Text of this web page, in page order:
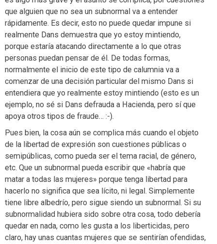
que alguien que no sea un subnormal va a entender
rápidamente. Es decir, esto no puede quedar impune si
realmente Dans demuestra que yo estoy mintiendo,
porque estaría atacando directamente a lo que otras
personas puedan pensar de él. De todas formas,
normalmente el inicio de este tipo de calumnia va a
comenzar de una decisión particular del mismo Dans si
entendiera que yo realmente estoy mintiendo (esto es un
ejemplo, no sé si Dans defrauda a Hacienda, pero sí que
apoya otros tipos de fraude… :-).
Pues bien, la cosa aún se complica más cuando el objeto
de la libertad de expresión son cuestiones públicas o
semipúblicas, como pueda ser el tema racial, de género,
etc. Que un subnormal pueda escribir que «habría que
matar a todas las mujeres» porque tenga libertad para
hacerlo no significa que sea lícito, ni legal. Simplemente
tiene libre albedrío, pero sigue siendo un subnormal. Si su
subnormalidad hubiera sido sobre otra cosa, todo debería
quedar en nada, como les gusta a los liberticidas, pero
claro, hay unas cuantas mujeres que se sentirían ofendidas,